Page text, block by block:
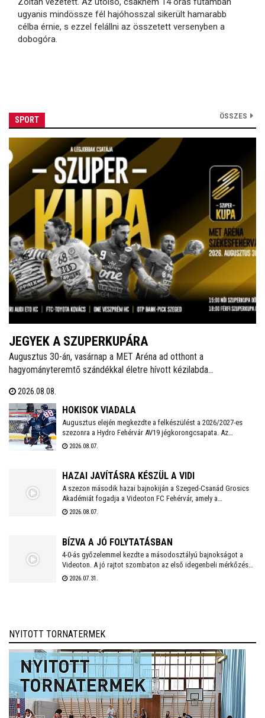
ugyanis mindössze fél hajóhosszal sikerült hamarabb
célba érnie, s ezzel felállni az összetett versenyben a
dobogóra.
SPORT ÖSSZES
JEGYEK A SZUPERKUPÁRA
Augusztus 30-án, vasárnap a MET Aréna ad otthont a
hagyományteremtő szándékkal életre hívott kézilabda
míg a férfiaknál a Veszprém és a Szeged küzd meg a serlegért. A
világklasszis csapatokat felvonultató kézilabdaünnepre jegyek már
kaphatók!
2026.08.08.
HOKISOK VIADALA
Augusztus elején megkezdte a felkészülést a 2026/2027-es
szezonra a Hydro Fehérvár AV19 jégkorongcsapata. Az
edzéseken részt vesz a FEHA19 hat fiatalja is, akik közül a
2026.08.07.
HAZAI JAVÍTÁSRA KÉSZÜL A VIDI
A szezon második hazai bajnokiján a Szeged-Csanád Grosics
Akadémiát fogadja a Videoton FC Fehérvár, amely a
Kazincbarcika elleni vereséget követően szeretne ismét
2026.08.07.
BÍZVA A JÓ FOLYTATÁSBAN
4-0-ás győzelemmel kezdte a másodosztályú bajnokságot a
Videoton. A jó rajtot szombaton az első idegenbeli mérkőzés
követi, a tavaly még NB I-es Kazincbarcika otthonában.
2026.07.31.
NYITOTT TORNATERMEK